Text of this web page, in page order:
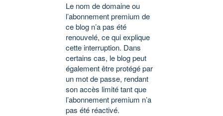
Le nom de domaine ou
l’abonnement premium de
ce blog n’a pas été
renouvelé, ce qui explique
cette interruption. Dans
certains cas, le blog peut
également être protégé par
un mot de passe, rendant
son accès limité tant que
l’abonnement premium n’a
pas été réactivé.